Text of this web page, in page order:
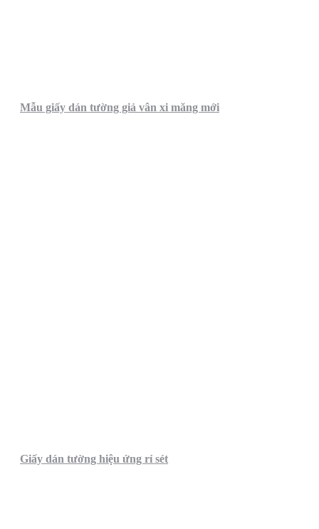
Mẫu giấy dán tường giả vân xi măng mới
Giấy dán tường hiệu ứng rỉ sét